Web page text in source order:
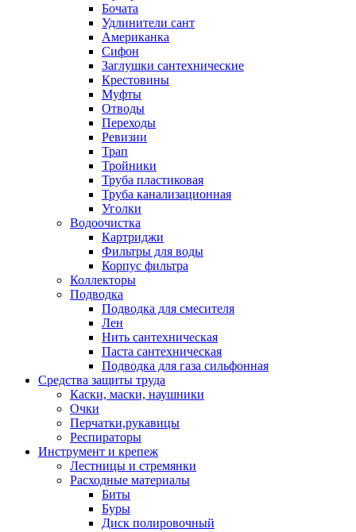
Бочата
Удлинители сант
Американка
Сифон
Заглушки сантехнические
Крестовины
Муфты
Отводы
Переходы
Ревизии
Трап
Тройники
Труба пластиковая
Труба канализационная
Уголки
Водоочистка
Картриджи
Фильтры для воды
Корпус фильтра
Коллекторы
Подводка
Подводка для смесителя
Лен
Нить сантехническая
Паста сантехническая
Подводка для газа сильфонная
Средства защиты труда
Каски, маски, наушники
Очки
Перчатки,рукавицы
Респираторы
Инструмент и крепеж
Лестницы и стремянки
Расходные материалы
Биты
Буры
Диск полировочный